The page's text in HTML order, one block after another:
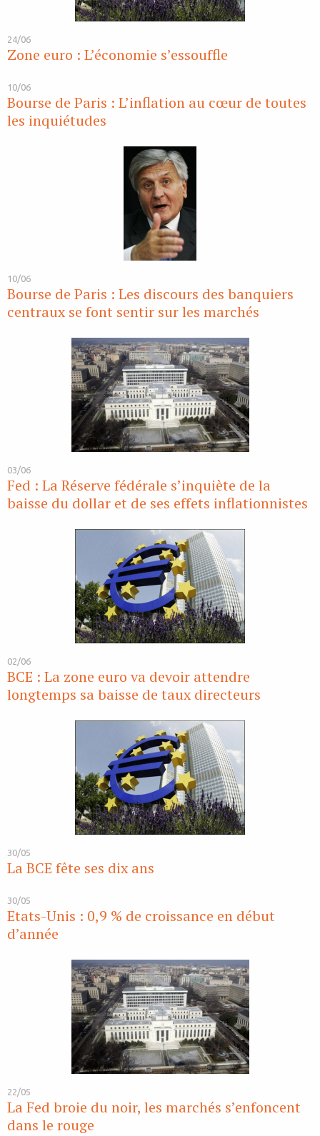
24/06
Zone euro : L’économie s’essouffle
10/06
Bourse de Paris : L’inflation au cœur de toutes
les inquiétudes
10/06
Bourse de Paris : Les discours des banquiers
centraux se font sentir sur les marchés
03/06
Fed : La Réserve fédérale s’inquiète de la
baisse du dollar et de ses effets inflationnistes
02/06
BCE : La zone euro va devoir attendre
longtemps sa baisse de taux directeurs
30/05
La BCE fête ses dix ans
30/05
Etats-Unis : 0,9 % de croissance en début
d’année
22/05
La Fed broie du noir, les marchés s’enfoncent
dans le rouge